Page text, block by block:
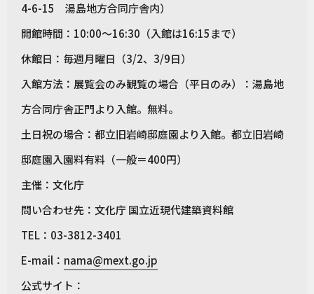
4-6-15 湯島地方合同庁舎内）
開館時間：10:00〜16:30（入館は16:15まで）
休館日：毎週月曜日（3/2、3/9日）
入館方法：展覧会のみ観覧の場合（平日のみ）：湯島地
方合同庁舎正門より入館。無料。
土日祝の場合：都立旧岩崎邸庭園より入館。都立旧岩崎
邸庭園入園料有料（一般＝400円）
主催：文化庁
問い合わせ先：文化庁 国立近現代建築資料館
TEL：03-3812-3401
E-mail： nama@mext.go.jp
公式サイト：